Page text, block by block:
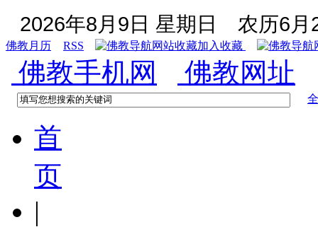
2026年8月9日 星期日 农历6月
佛教月历 RSS 加入收藏
佛教手机网 佛教网址
首
页
|